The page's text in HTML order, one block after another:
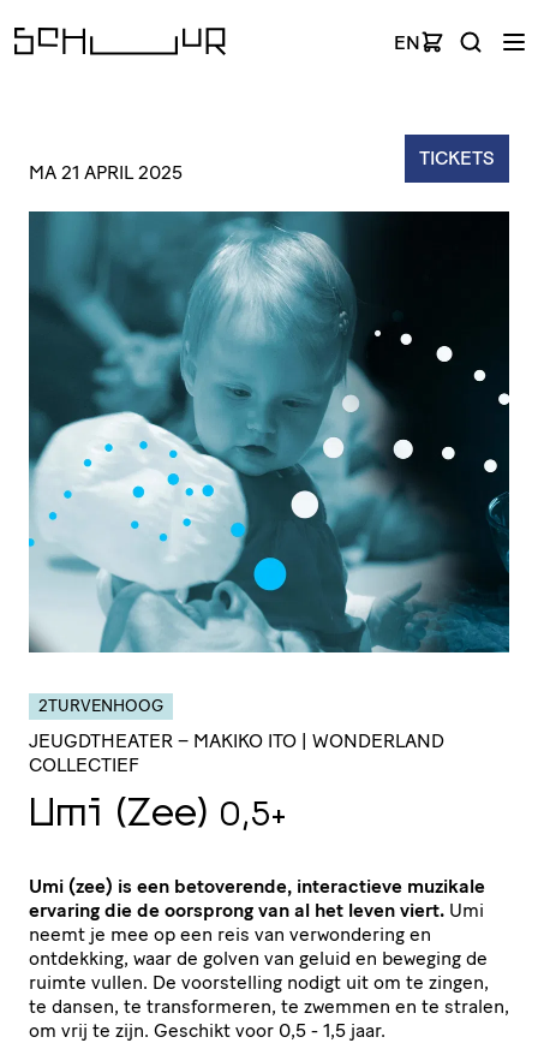
EN
TICKETS
MA 21 APRIL 2025
2TURVENHOOG
JEUGDTHEATER – MAKIKO ITO | WONDERLAND
COLLECTIEF
Umi (Zee) 0,5+
Umi (zee) is een betoverende, interactieve muzikale
ervaring die de oorsprong van al het leven viert. Umi
neemt je mee op een reis van verwondering en
ontdekking, waar de golven van geluid en beweging de
ruimte vullen. De voorstelling nodigt uit om te zingen,
te dansen, te transformeren, te zwemmen en te stralen,
om vrij te zijn. Geschikt voor 0,5 - 1,5 jaar.